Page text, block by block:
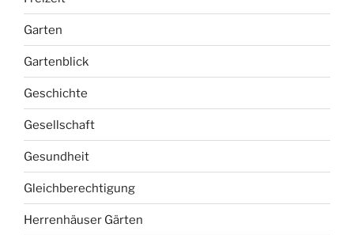
Garten
Gartenblick
Geschichte
Gesellschaft
Gesundheit
Gleichberechtigung
Herrenhäuser Gärten